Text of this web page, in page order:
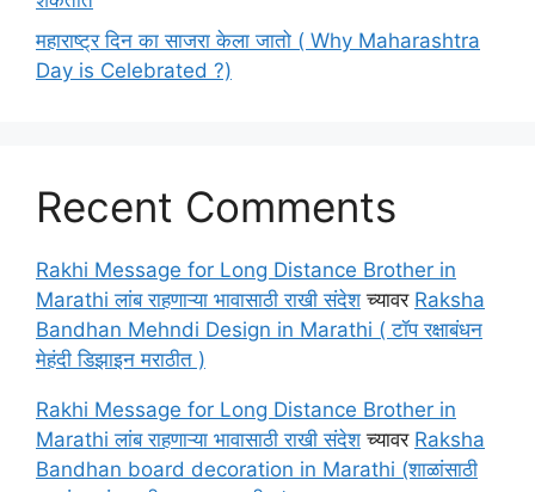
महाराष्ट्र दिन का साजरा केला जातो ( Why Maharashtra
Day is Celebrated ?)
Recent Comments
Rakhi Message for Long Distance Brother in
Marathi लांब राहणाऱ्या भावासाठी राखी संदेशच्यावर Raksha
Bandhan Mehndi Design in Marathi ( टॉप रक्षाबंधन
मेहंदी डिझाइन मराठीत )
Rakhi Message for Long Distance Brother in
Marathi लांब राहणाऱ्या भावासाठी राखी संदेशच्यावर Raksha
Bandhan board decoration in Marathi (शाळांसाठी